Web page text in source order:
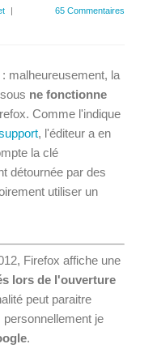
65 Commentaires
|
: malheureusement, la
ne fonctionne
Comme l'indique
, l'éditeur a en
la clé
détournée par des
utiliser un
Firefox affiche une
lors de l'ouverture
peut paraitre
je
.